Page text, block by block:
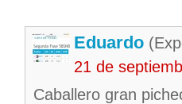
Eduardo
21 de
Caballero gran